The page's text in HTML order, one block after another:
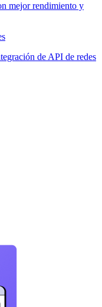
mejor rendimiento y
de API de redes